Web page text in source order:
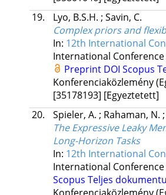
19.
Lyo, B.S.H. ; Savin, C.
Complex priors and
In: 12th International
International
Preprint DOI Scopus
Konferenciaközlemény
[35178193] [Egyeztetett]
20.
Spieler, A. ; Rahaman, N. ;
The Expressive Leaky
Long-Horizon Tasks
In: 12th International
International
Scopus Teljes